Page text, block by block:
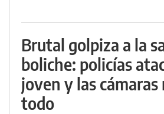
Brutal golpiza a la
boliche: policías
joven y las
todo